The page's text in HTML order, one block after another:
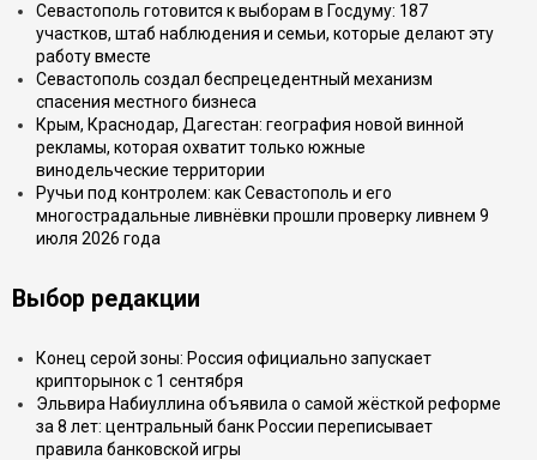
Севастополь готовится к выборам в Госдуму: 187
участков, штаб наблюдения и семьи, которые делают эту
работу вместе
Севастополь создал беспрецедентный механизм
спасения местного бизнеса
Крым, Краснодар, Дагестан: география новой винной
рекламы, которая охватит только южные
винодельческие территории
Ручьи под контролем: как Севастополь и его
многострадальные ливнёвки прошли проверку ливнем 9
июля 2026 года
Выбор редакции
Конец серой зоны: Россия официально запускает
крипторынок с 1 сентября
Эльвира Набиуллина объявила о самой жёсткой реформе
за 8 лет: центральный банк России переписывает
правила банковской игры